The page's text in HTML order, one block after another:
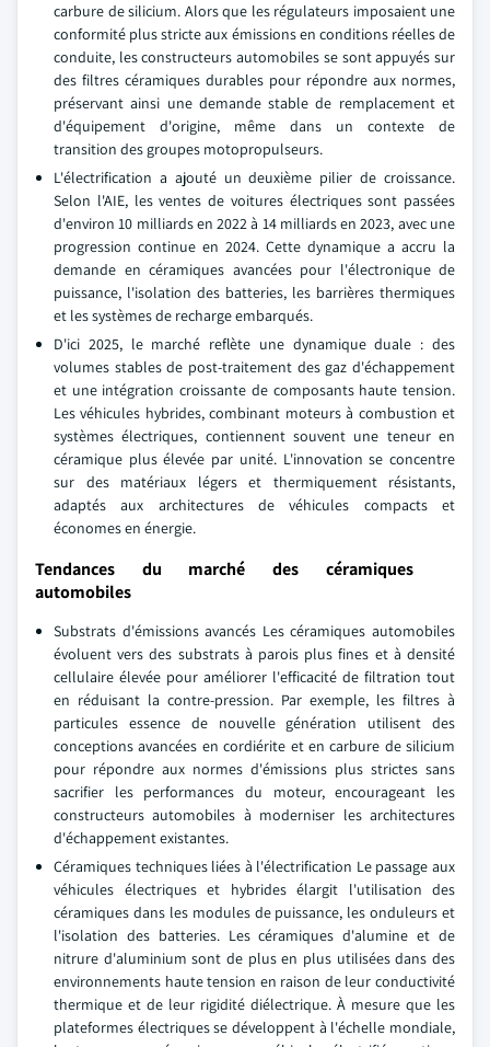
carbure de silicium. Alors que les régulateurs imposaient une
conformité plus stricte aux émissions en conditions réelles de
conduite, les constructeurs automobiles se sont appuyés sur
des filtres céramiques durables pour répondre aux normes,
préservant ainsi une demande stable de remplacement et
d'équipement d'origine, même dans un contexte de
transition des groupes motopropulseurs.
L'électrification a ajouté un deuxième pilier de croissance.
Selon l'AIE, les ventes de voitures électriques sont passées
d'environ 10 milliards en 2022 à 14 milliards en 2023, avec une
progression continue en 2024. Cette dynamique a accru la
demande en céramiques avancées pour l'électronique de
puissance, l'isolation des batteries, les barrières thermiques
et les systèmes de recharge embarqués.
D'ici 2025, le marché reflète une dynamique duale : des
volumes stables de post-traitement des gaz d'échappement
et une intégration croissante de composants haute tension.
Les véhicules hybrides, combinant moteurs à combustion et
systèmes électriques, contiennent souvent une teneur en
céramique plus élevée par unité. L'innovation se concentre
sur des matériaux légers et thermiquement résistants,
adaptés aux architectures de véhicules compacts et
économes en énergie.
Tendances du marché des céramiques
automobiles
Substrats d'émissions avancés Les céramiques automobiles
évoluent vers des substrats à parois plus fines et à densité
cellulaire élevée pour améliorer l'efficacité de filtration tout
en réduisant la contre-pression. Par exemple, les filtres à
particules essence de nouvelle génération utilisent des
conceptions avancées en cordiérite et en carbure de silicium
pour répondre aux normes d'émissions plus strictes sans
sacrifier les performances du moteur, encourageant les
constructeurs automobiles à moderniser les architectures
d'échappement existantes.
Céramiques techniques liées à l'électrification Le passage aux
véhicules électriques et hybrides élargit l'utilisation des
céramiques dans les modules de puissance, les onduleurs et
l'isolation des batteries. Les céramiques d'alumine et de
nitrure d'aluminium sont de plus en plus utilisées dans des
environnements haute tension en raison de leur conductivité
thermique et de leur rigidité diélectrique. À mesure que les
plateformes électriques se développent à l'échelle mondiale,